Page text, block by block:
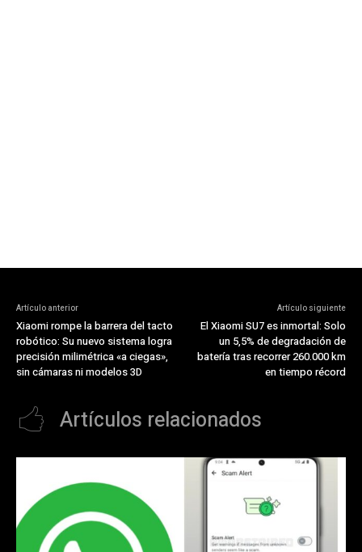
Artículo anterior
Xiaomi rompe la barrera del tacto
robótico: Su nuevo sistema logra
precisión milimétrica «a ciegas»,
sin cámaras ni modelos 3D
Artículo siguiente
El Xiaomi SU7 es inmortal: Solo
un 5,5% de degradación de
batería tras recorrer 260.000 km
en tiempo récord
Artículos relacionados